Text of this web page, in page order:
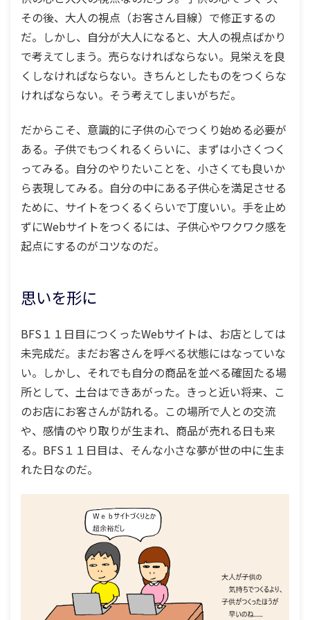
その後、大人の視点（お客さん目線）で修正するの
だ。しかし、自分が大人になると、大人の視点ばかり
で考えてしまう。売らなければならない。見栄えを良
くしなければならない。きちんとしたものをつくらな
ければならない。そう考えてしまいがちだ。
だからこそ、意識的に子供の心でつくり始める必要が
ある。子供でもつくれるくらいに、まずは小さくつく
ってみる。自分のやりたいことを、小さくても良いか
ら表現してみる。自分の中にある子供心を満足させる
ために、サイトをつくるくらいで丁度いい。手を止め
ずにWebサイトをつくるには、子供心やワクワク感を
起点にするのがコツなのだ。
思いを形に
BFS１１日目につくったWebサイトは、お店としては
未完成だ。まだお客さんを呼べる状態にはなっていな
い。しかし、それでも自分の商品を並べる確固たる場
所として、土台はできあがった。きっと近い将来、こ
のお店にお客さんが訪れる。この場所で人との交流
や、感情のやり取りが生まれ、商品が売れる日も来
る。BFS１１日目は、そんな小さな夢が世の中に生ま
れた日なのだ。